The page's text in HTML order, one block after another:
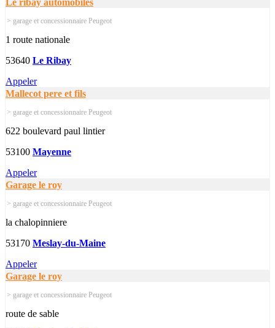
> garage et concessionnaire Peugeot
1 route nationale
53640 Le Ribay
Appeler
Mallecot pere et fils
> garage et concessionnaire Peugeot
622 boulevard paul lintier
53100 Mayenne
Appeler
Garage le roy
> garage et concessionnaire Peugeot
la chalopinniere
53170 Meslay-du-Maine
Appeler
Garage le roy
> garage et concessionnaire Peugeot
route de sable